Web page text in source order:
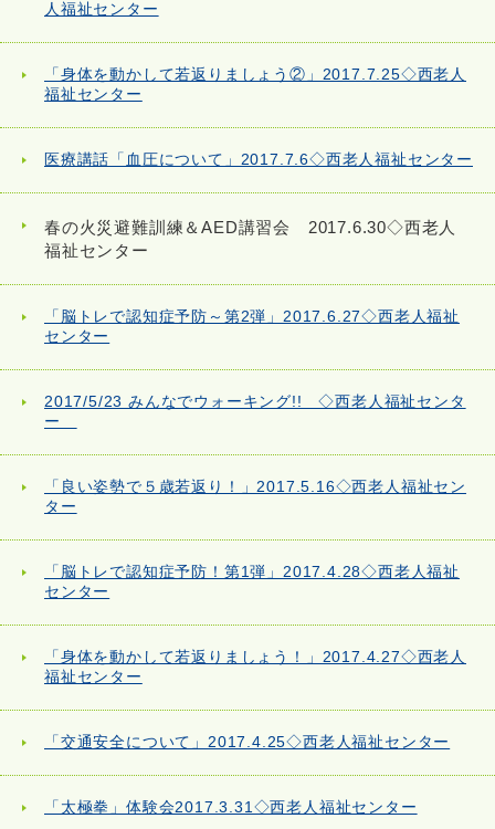
人福祉センター
「身体を動かして若返りましょう②」2017.7.25◇西老人
福祉センター
医療講話「血圧について」2017.7.6◇西老人福祉センター
春の火災避難訓練＆AED講習会 2017.6.30◇西老人
福祉センター
「脳トレで認知症予防～第2弾」2017.6.27◇西老人福祉
センター
2017/5/23 みんなでウォーキング!! ◇西老人福祉センタ
ー
「良い姿勢で５歳若返り！」2017.5.16◇西老人福祉セン
ター
「脳トレで認知症予防！第1弾」2017.4.28◇西老人福祉
センター
「身体を動かして若返りましょう！」2017.4.27◇西老人
福祉センター
「交通安全について」2017.4.25◇西老人福祉センター
「太極拳」体験会2017.3.31◇西老人福祉センター